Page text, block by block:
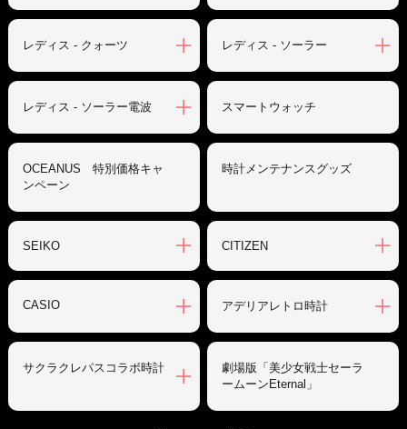
レディス - クォーツ レディス - ソーラー
レディス - ソーラー電波 スマートウォッチ
OCEANUS 特別価格キャ
ンペーン
時計メンテナンスグッズ
SEIKO CITIZEN
CASIO アデリアレトロ時計
サクラクレパスコラボ時計
劇場版「美少女戦士セーラ
ームーンEternal」